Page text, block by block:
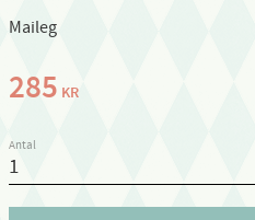
Maileg
285 KR
Antal